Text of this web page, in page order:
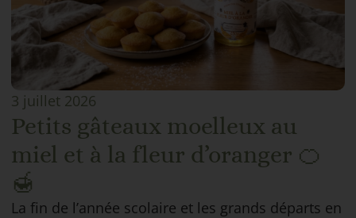
3 juillet 2026
Petits gâteaux moelleux au
miel et à la fleur d’oranger 🍊
🍯
La fin de l’année scolaire et les grands départs en